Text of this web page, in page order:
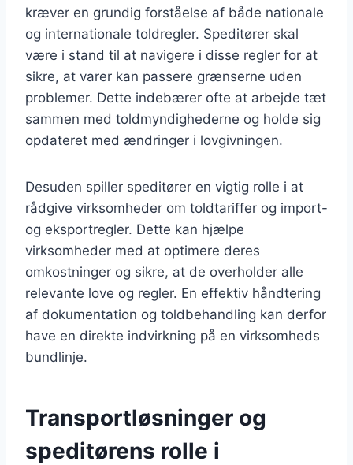
kræver en grundig forståelse af både nationale
og internationale toldregler. Speditører skal
være i stand til at navigere i disse regler for at
sikre, at varer kan passere grænserne uden
problemer. Dette indebærer ofte at arbejde tæt
sammen med toldmyndighederne og holde sig
opdateret med ændringer i lovgivningen.
Desuden spiller speditører en vigtig rolle i at
rådgive virksomheder om toldtariffer og import-
og eksportregler. Dette kan hjælpe
virksomheder med at optimere deres
omkostninger og sikre, at de overholder alle
relevante love og regler. En effektiv håndtering
af dokumentation og toldbehandling kan derfor
have en direkte indvirkning på en virksomheds
bundlinje.
Transportløsninger og
speditørens rolle i